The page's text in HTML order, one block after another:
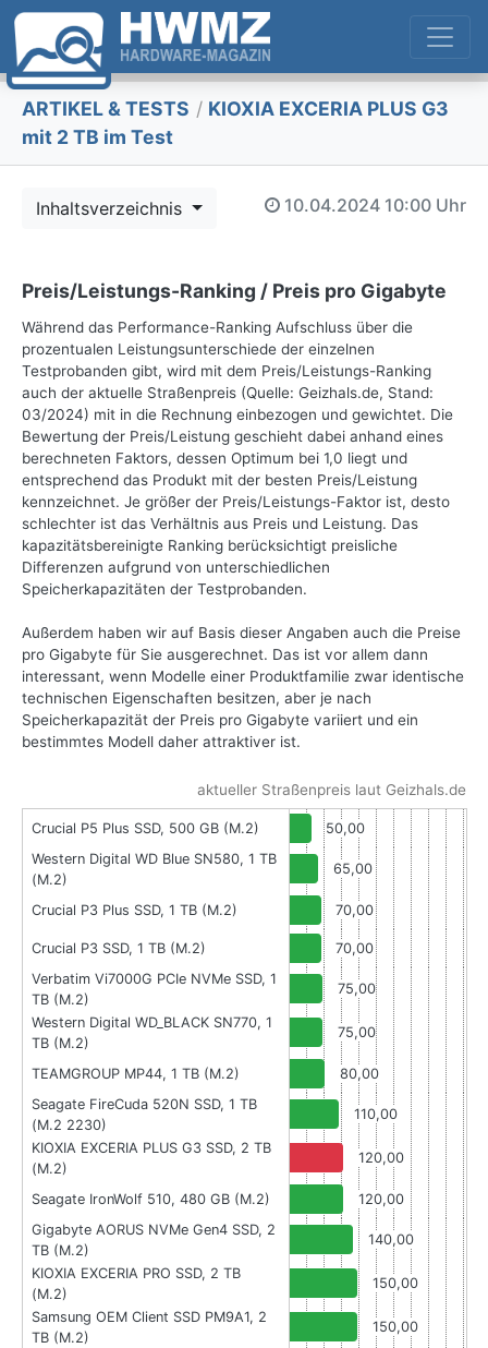
ARTIKEL & TESTS / KIOXIA EXCERIA PLUS G3
mit 2 TB im Test
Inhaltsverzeichnis 10.04.2024 10:00 Uhr
Preis/Leistungs-Ranking / Preis pro Gigabyte
Während das Performance-Ranking Aufschluss über die
prozentualen Leistungsunterschiede der einzelnen
Testprobanden gibt, wird mit dem Preis/Leistungs-Ranking
auch der aktuelle Straßenpreis (Quelle: Geizhals.de, Stand:
03/2024) mit in die Rechnung einbezogen und gewichtet. Die
Bewertung der Preis/Leistung geschieht dabei anhand eines
berechneten Faktors, dessen Optimum bei 1,0 liegt und
entsprechend das Produkt mit der besten Preis/Leistung
kennzeichnet. Je größer der Preis/Leistungs-Faktor ist, desto
schlechter ist das Verhältnis aus Preis und Leistung. Das
kapazitätsbereinigte Ranking berücksichtigt preisliche
Differenzen aufgrund von unterschiedlichen
Speicherkapazitäten der Testprobanden.
Außerdem haben wir auf Basis dieser Angaben auch die Preise
pro Gigabyte für Sie ausgerechnet. Das ist vor allem dann
interessant, wenn Modelle einer Produktfamilie zwar identische
technischen Eigenschaften besitzen, aber je nach
Speicherkapazität der Preis pro Gigabyte variiert und ein
bestimmtes Modell daher attraktiver ist.
aktueller Straßenpreis laut Geizhals.de
Crucial P5 Plus SSD, 500 GB (M.2)
50,00
Western Digital WD Blue SN580, 1 TB
(M.2)
65,00
Crucial P3 Plus SSD, 1 TB (M.2) 70,00
Crucial P3 SSD, 1 TB (M.2)
70,00
Verbatim Vi7000G PCIe NVMe SSD, 1
TB (M.2)
75,00
Western Digital WD_BLACK SN770, 1
TB (M.2)
75,00
TEAMGROUP MP44, 1 TB (M.2)
80,00
Seagate FireCuda 520N SSD, 1 TB
(M.2 2230)
110,00
KIOXIA EXCERIA PLUS G3 SSD, 2 TB
(M.2)
120,00
Seagate IronWolf 510, 480 GB (M.2)
120,00
Gigabyte AORUS NVMe Gen4 SSD, 2
TB (M.2)
140,00
KIOXIA EXCERIA PRO SSD, 2 TB
(M.2)
150,00
Samsung OEM Client SSD PM9A1, 2
TB (M.2)
150,00